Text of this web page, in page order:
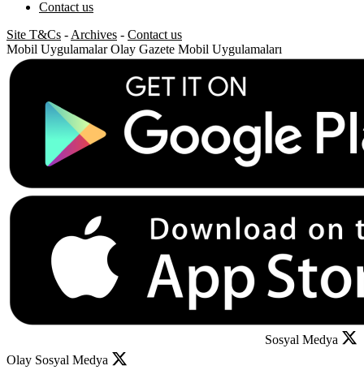
Contact us
Site T&Cs - Archives - Contact us
Mobil Uygulamalar Olay Gazete Mobil Uygulamaları
Sosyal Medya
Olay Sosyal Medya